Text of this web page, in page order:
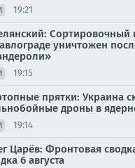
19:21
Сортировочный
уничтожен
19:15
прятки: Украина
дроны в
19:14
Царёв: Фронтовая
6 августа